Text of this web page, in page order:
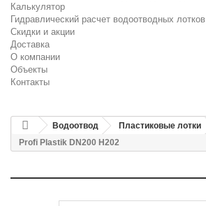
Калькулятор
Гидравлический расчет водоотводных лотков
Скидки и акции
Доставка
О компании
Объекты
Контакты
Водоотвод Пластиковые лотки
Profi Plastik DN200 H202